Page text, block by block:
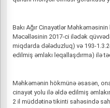
Bakı Ağır Cinayətlər
Məcəlləsinin 2017-ci ilədək
miqdarda dələduzluq) və 193-
edilmiş əmlakı leqallaşdırma) ilə
Məhkəmənin hökmünə əsasən,
cinayət yolu ilə əldə edilmiş
2 il müddətinə tikinti sahəsində